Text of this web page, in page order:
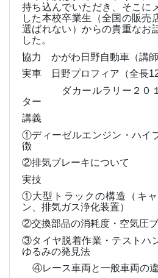
持ち込んでいただき、そこに
した本校卒業生（全国の販売
選ばれない）からの貴重なお
した。
協力 かがわ日野自動車（講師
実車 日野プロフィア（全長
ダカールラリー２０１
ター
講義
①ディーゼルエンジン・ハイ
徴
②排気ブレーキについて
実技
①大型トラックの構造（キ
ン、排気ガス浄化装置）
②交換部品の消耗度・空気圧
③タイヤ脱着作業・テストハ
ゆるみの発見法
④レース車両と一般車両の